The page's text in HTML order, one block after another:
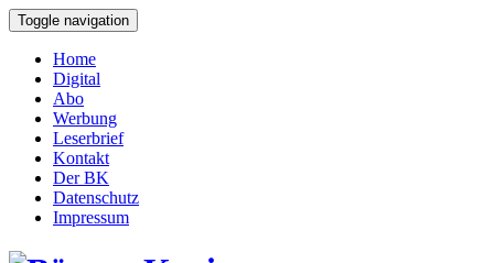
Toggle navigation
Home
Digital
Abo
Werbung
Leserbrief
Kontakt
Der BK
Datenschutz
Impressum